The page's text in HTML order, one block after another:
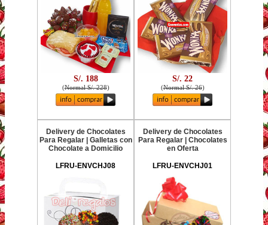
S/. 188
(Normal S/. 228)
S/. 22
(Normal S/. 26)
Delivery de Chocolates
Para Regalar | Galletas con
Chocolate a Domicilio
LFRU-ENVCHJ08
Delivery de Chocolates
Para Regalar | Chocolates
en Oferta
LFRU-ENVCHJ01